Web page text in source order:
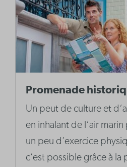
Promenade
Un peut de culture et
en inhalant de l‘air
un peu d’exercice
c’est possible grâce à la